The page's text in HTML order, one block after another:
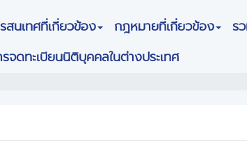
สนเทศที่เกี่ยวข้อง กฎหมายที่เกี่ยวข้อง
ร
จดทะเบียนนิติบุคคลในต่างประเทศ